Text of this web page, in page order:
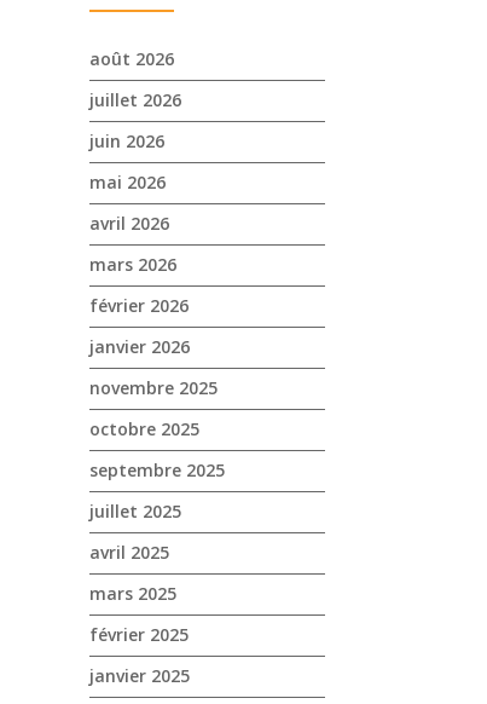
août 2026
juillet 2026
juin 2026
mai 2026
avril 2026
mars 2026
février 2026
janvier 2026
novembre 2025
octobre 2025
septembre 2025
juillet 2025
avril 2025
mars 2025
février 2025
janvier 2025